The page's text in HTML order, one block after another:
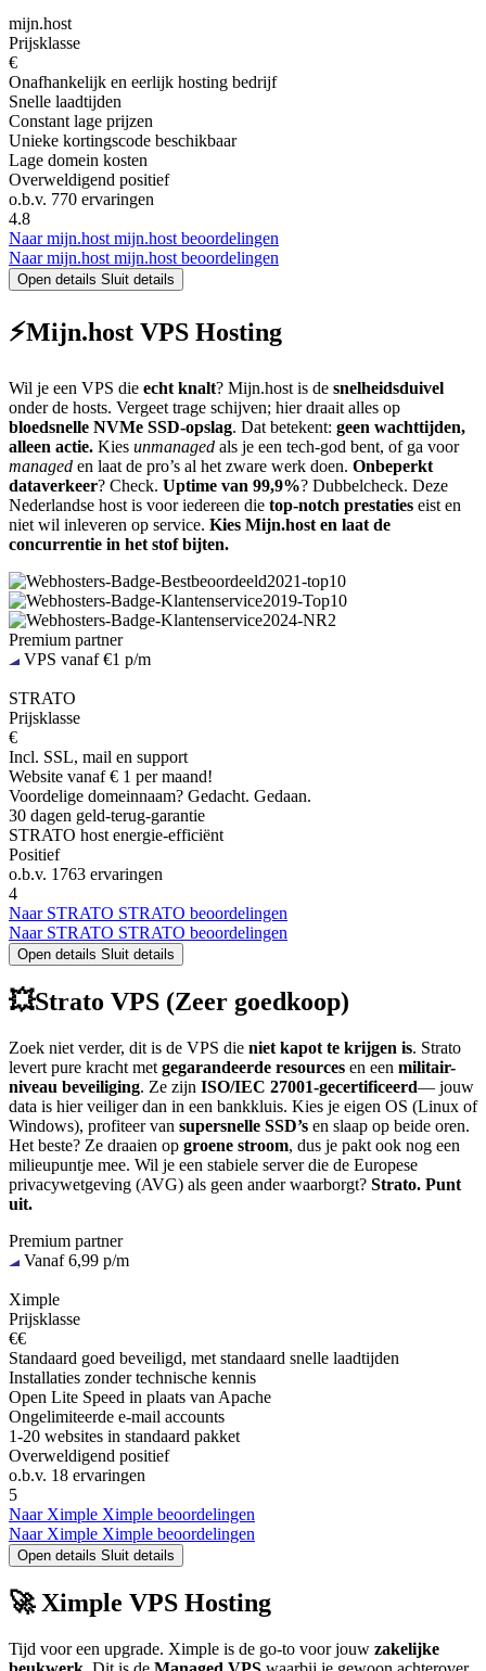
mijn.host
Prijsklasse
€
Onafhankelijk en eerlijk hosting bedrijf
Snelle laadtijden
Constant lage prijzen
Unieke kortingscode beschikbaar
Lage domein kosten
Overweldigend positief
o.b.v. 770 ervaringen
4.8
Naar mijn.host mijn.host beoordelingen
Naar mijn.host mijn.host beoordelingen
Open details Sluit details
⚡️Mijn.host VPS Hosting
Wil je een VPS die echt knalt? Mijn.host is de snelheidsduivel
onder de hosts. Vergeet trage schijven; hier draait alles op
bloedsnelle NVMe SSD-opslag. Dat betekent: geen wachttijden,
alleen actie. Kies unmanaged als je een tech-god bent, of ga voor
managed en laat de pro’s al het zware werk doen. Onbeperkt
dataverkeer? Check. Uptime van 99,9%? Dubbelcheck. Deze
Nederlandse host is voor iedereen die top-notch prestaties eist en
niet wil inleveren op service. Kies Mijn.host en laat de
concurrentie in het stof bijten.
Premium partner
VPS vanaf €1 p/m
STRATO
Prijsklasse
€
Incl. SSL, mail en support
Website vanaf € 1 per maand!
Voordelige domeinnaam? Gedacht. Gedaan.
30 dagen geld-terug-garantie
STRATO host energie-efficiënt
Positief
o.b.v. 1763 ervaringen
4
Naar STRATO STRATO beoordelingen
Naar STRATO STRATO beoordelingen
Open details Sluit details
💥Strato VPS (Zeer goedkoop)
Zoek niet verder, dit is de VPS die niet kapot te krijgen is. Strato
levert pure kracht met gegarandeerde resources en een militair-
niveau beveiliging. Ze zijn ISO/IEC 27001-gecertificeerd— jouw
data is hier veiliger dan in een bankkluis. Kies je eigen OS (Linux of
Windows), profiteer van supersnelle SSD’s en slaap op beide oren.
Het beste? Ze draaien op groene stroom, dus je pakt ook nog een
milieupuntje mee. Wil je een stabiele server die de Europese
privacywetgeving (AVG) als geen ander waarborgt? Strato. Punt
uit.
Premium partner
Vanaf 6,99 p/m
Ximple
Prijsklasse
€€
Standaard goed beveiligd, met standaard snelle laadtijden
Installaties zonder technische kennis
Open Lite Speed in plaats van Apache
Ongelimiteerde e-mail accounts
1-20 websites in standaard pakket
Overweldigend positief
o.b.v. 18 ervaringen
5
Naar Ximple Ximple beoordelingen
Naar Ximple Ximple beoordelingen
Open details Sluit details
🚀 Ximple VPS Hosting
Tijd voor een upgrade. Ximple is de go-to voor jouw zakelijke